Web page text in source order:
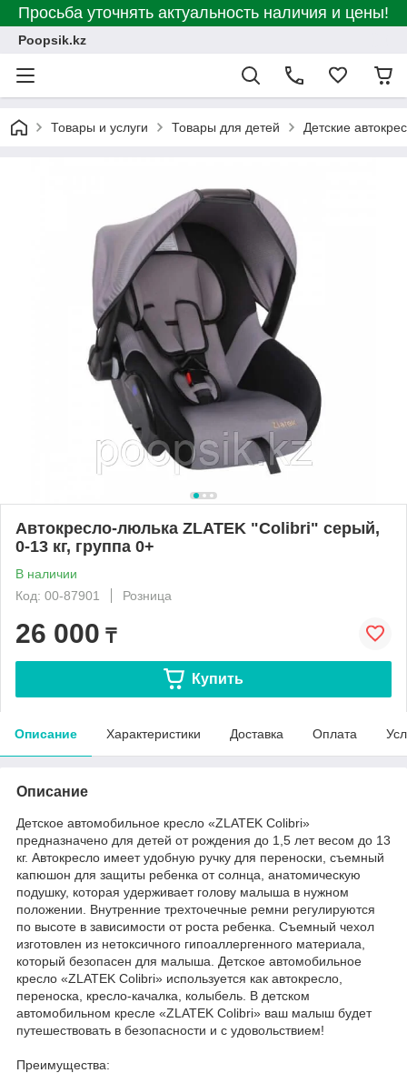
Просьба уточнять актуальность наличия и цены!
Poopsik.kz
Товары и услуги Товары для детей Детские
Автокресло-люлька ZLATEK "Colibri" серый,
0-13 кг, группа 0+
В наличии
Код: 00-87901
Розница
26 000 ₸
Купить
Описание Характеристики Доставка Оплата
Описание
Детское автомобильное кресло «ZLATEK Colibri»
предназначено для детей от рождения до 1,5 лет весом до 13
кг. Автокресло имеет удобную ручку для переноски, съемный
капюшон для защиты ребенка от солнца, анатомическую
подушку, которая удерживает голову малыша в нужном
положении. Внутренние трехточечные ремни регулируются
по высоте в зависимости от роста ребенка. Съемный чехол
изготовлен из нетоксичного гипоаллергенного материала,
который безопасен для малыша. Детское автомобильное
кресло «ZLATEK Colibri» используется как автокресло,
переноска, кресло-качалка, колыбель. В детском
автомобильном кресле «ZLATEK Colibri» ваш малыш будет
путешествовать в безопасности и с удовольствием!
Преимущества: